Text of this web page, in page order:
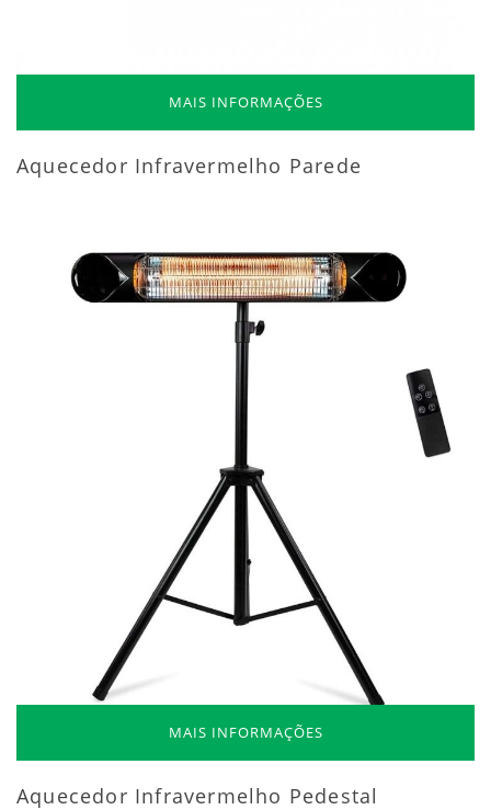
MAIS INFORMAÇÕES
Aquecedor Infravermelho Parede
MAIS INFORMAÇÕES
Aquecedor Infravermelho Pedestal